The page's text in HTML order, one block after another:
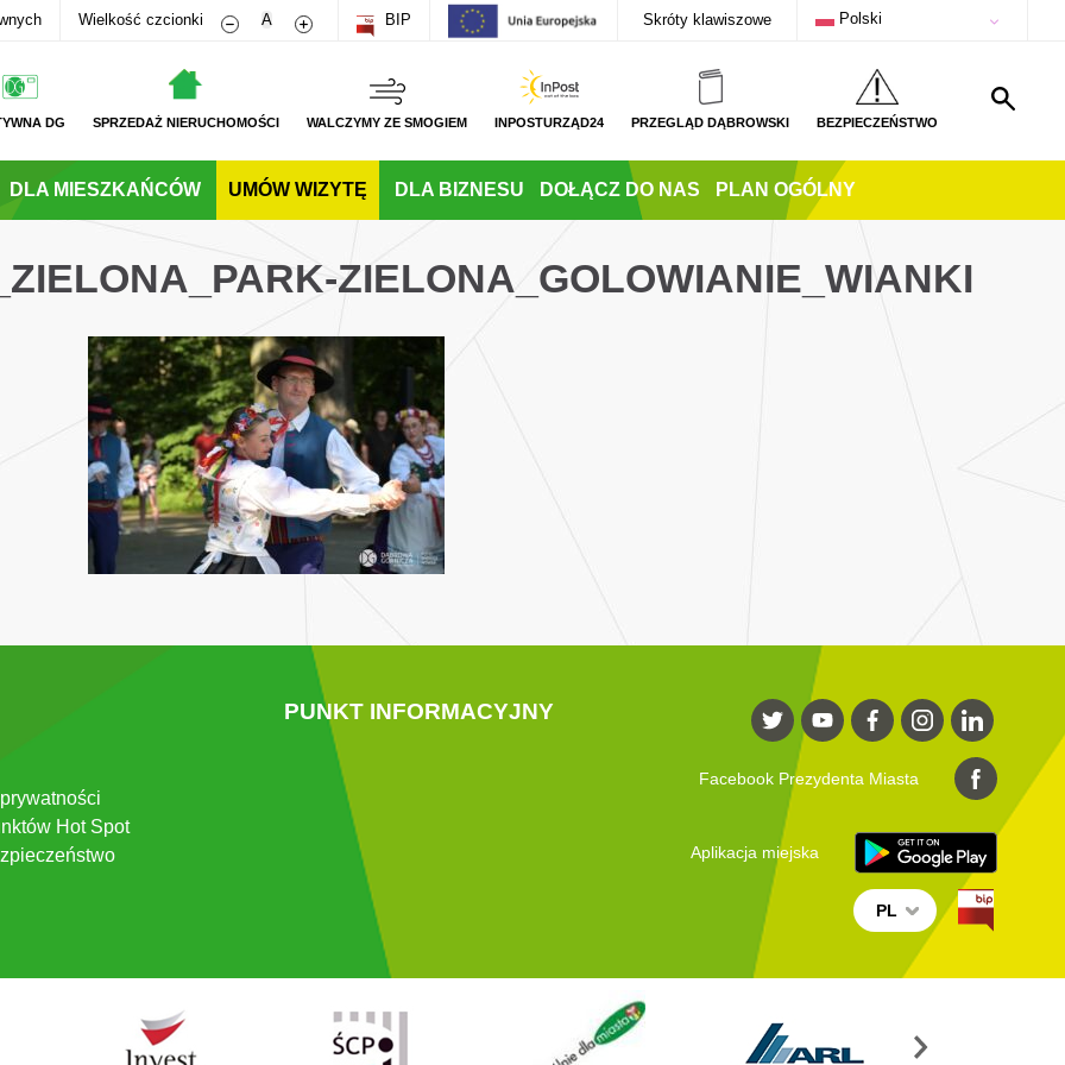
Wielkość czcionki Zmniejsz rozmiar czcionki
A Zwiększ rozmiar czcionki
BIP Skróty klawiszowe Polski
DG SPRZEDAŻ NIERUCHOMOŚCI WALCZYMY ZE SMOGIEM INPOSTURZĄD24 PRZEGLĄD DĄBROWSKI BEZPIECZEŃSTWO
DLA MIESZKAŃCÓW UMÓW WIZYTĘ DLA BIZNESU DOŁĄCZ DO NAS PLAN OGÓLNY
ZIELONA_GOLOWIANIE_WIANKI
Hot Spot
PUNKT INFORMACYJNY
Facebook Prezydenta Miasta
Aplikacja miejska
PL